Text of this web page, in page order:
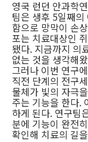
영국 런던 안과학
팀은 생후 5일째
함으로 망막이 손
포는 치료대상인
됐다. 지금까지 의
없는 것을 생각해
그러나 이번 연구
직전 단계의 전구
물체가 빛의 자극
주는 기능을 한다.
하게 된다. 연구팀
분에 기능이 완전
확인해 치료의 길